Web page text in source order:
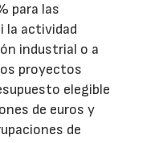
para las
la actividad
industrial o a
proyectos
elegible
de euros y
de